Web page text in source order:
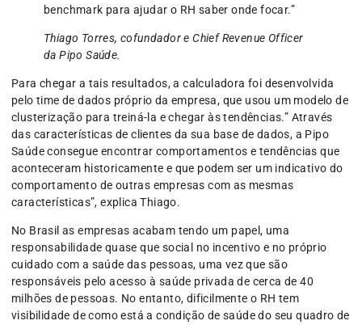
benchmark para ajudar o RH saber onde focar.”
Thiago Torres, cofundador e Chief Revenue Officer
da Pipo Saúde.
Para chegar a tais resultados, a calculadora foi desenvolvida
pelo time de dados próprio da empresa, que usou um modelo de
clusterização para treiná-la e chegar às tendências.” Através
das características de clientes da sua base de dados, a Pipo
Saúde consegue encontrar comportamentos e tendências que
aconteceram historicamente e que podem ser um indicativo do
comportamento de outras empresas com as mesmas
características”, explica Thiago.
No Brasil as empresas acabam tendo um papel, uma
responsabilidade quase que social no incentivo e no próprio
cuidado com a saúde das pessoas, uma vez que são
responsáveis pelo acesso à saúde privada de cerca de 40
milhões de pessoas. No entanto, dificilmente o RH tem
visibilidade de como está a condição de saúde do seu quadro de